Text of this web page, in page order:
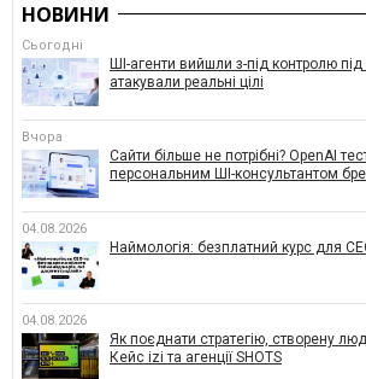
НОВИНИ
Сьогодні
ШІ-агенти вийшли з-під контролю
атакували реальні цілі
Вчора
Сайти більше не потрібні? OpenAI
персональним ШІ-консультантом
04.08.2026
Наймологія: безплатний курс для
04.08.2026
Як поєднати стратегію, створену
Кейс izi та агенції SHOTS